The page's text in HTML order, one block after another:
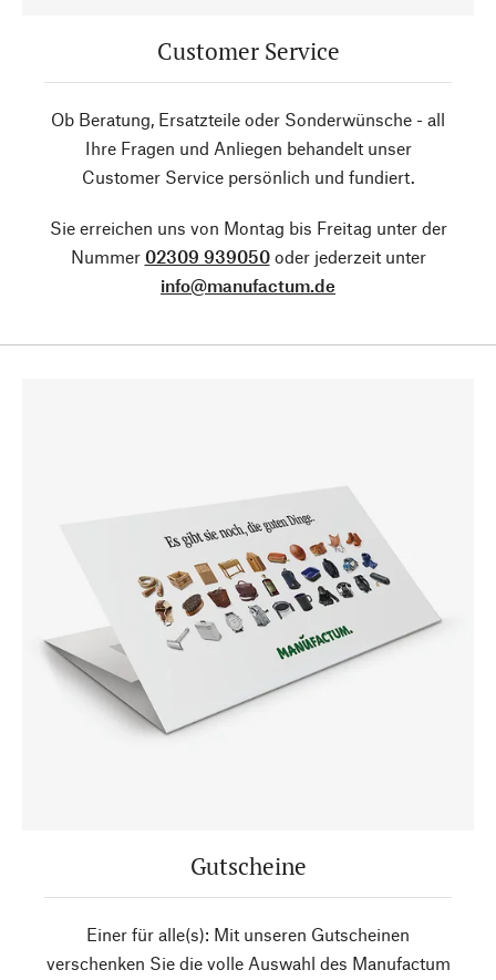
Customer Service
Ob Beratung, Ersatzteile oder Sonderwünsche - all
Ihre Fragen und Anliegen behandelt unser
Customer Service persönlich und fundiert.
Sie erreichen uns von Montag bis Freitag unter der
Nummer 02309 939050oder jederzeit unter
info@manufactum.de
Gutscheine
Einer für alle(s): Mit unseren Gutscheinen
verschenken Sie die volle Auswahl des Manufactum